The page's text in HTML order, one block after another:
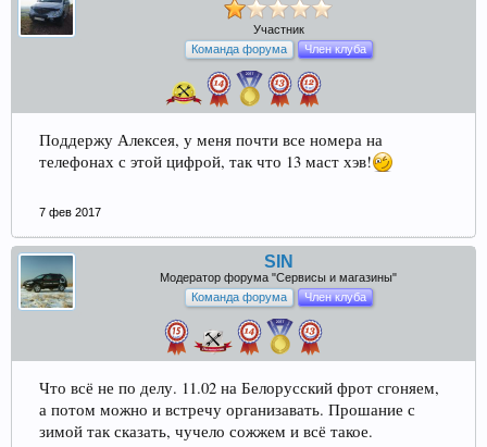
Участник
Команда форума
Член клуба
Поддержу Алексея, у меня почти все номера на
телефонах с этой цифрой, так что 13 маст хэв!
7 фев 2017
SIN
Модератор форума "Сервисы и магазины"
Команда форума
Член клуба
Что всё не по делу. 11.02 на Белорусский фрот сгоняем,
а потом можно и встречу организавать. Прошание с
зимой так сказать, чучело сожжем и всё такое.